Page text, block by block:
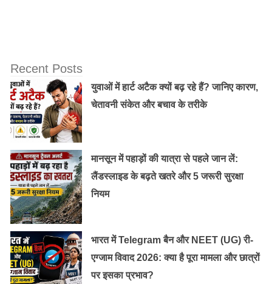
Recent Posts
युवाओं में हार्ट अटैक क्यों बढ़ रहे हैं? जानिए कारण,
चेतावनी संकेत और बचाव के तरीके
मानसून में पहाड़ों की यात्रा से पहले जान लें:
लैंडस्लाइड के बढ़ते खतरे और 5 जरूरी सुरक्षा
नियम
भारत में Telegram बैन और NEET (UG) री-
एग्जाम विवाद 2026: क्या है पूरा मामला और छात्रों
पर इसका प्रभाव?